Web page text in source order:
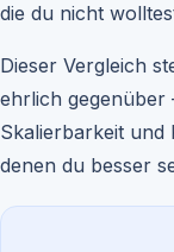
die du nicht
Dieser Vergleich
ehrlich
Skalierbarkeit und
denen du besser